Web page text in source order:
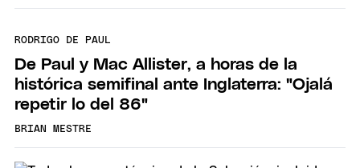
RODRIGO DE PAUL
De Paul y Mac Allister, a horas de la
histórica semifinal ante Inglaterra: "Ojalá
repetir lo del 86"
BRIAN MESTRE